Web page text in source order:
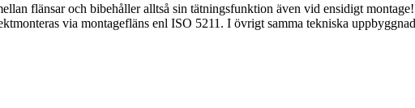
flänsar och bibehåller alltså sin tätningsfunktion även vid ensidigt
via montagefläns enl ISO 5211. I övrigt samma tekniska